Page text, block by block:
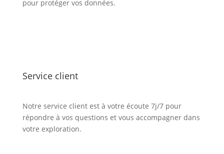
pour protéger vos données.
Service client
Notre service client est à votre écoute 7j/7 pour
répondre à vos questions et vous accompagner dans
votre exploration.